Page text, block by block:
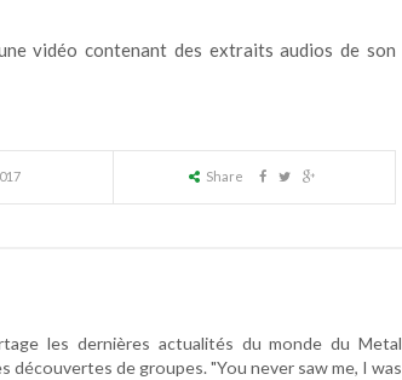
vidéo contenant des extraits audios de son
Share
les dernières actualités du monde du Metal
découvertes de groupes. "You never saw me, I was